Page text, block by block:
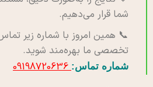
شما قرار می‌دهیم.
📞 همین امروز با شماره زیر
تخصصی ما بهره‌مند شوید.
شماره تماس:09198720636